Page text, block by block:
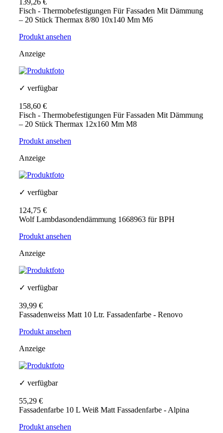
139,26 €
Fisch - Thermobefestigungen Für Fassaden Mit Dämmung
– 20 Stück Thermax 8/80 10x140 Mm M6
Produkt ansehen
Anzeige
✓ verfügbar
158,60 €
Fisch - Thermobefestigungen Für Fassaden Mit Dämmung
– 20 Stück Thermax 12x160 Mm M8
Produkt ansehen
Anzeige
✓ verfügbar
124,75 €
Wolf Lambdasondendämmung 1668963 für BPH
Produkt ansehen
Anzeige
✓ verfügbar
39,99 €
Fassadenweiss Matt 10 Ltr. Fassadenfarbe - Renovo
Produkt ansehen
Anzeige
✓ verfügbar
55,29 €
Fassadenfarbe 10 L Weiß Matt Fassadenfarbe - Alpina
Produkt ansehen